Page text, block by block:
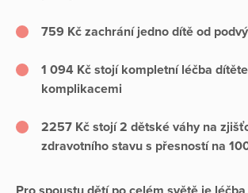
759 Kč zachrání jedno dítě od
1 094 Kč stojí kompletní léčba
komplikacemi
2257 Kč stojí 2 dětské váhy na
zdravotního stavu s přesností na